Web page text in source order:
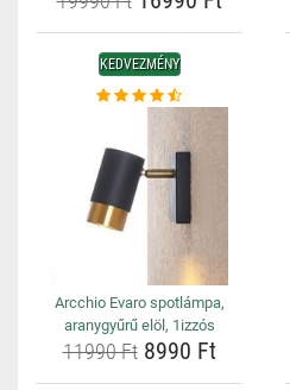
KEDVEZMÉNY
Arcchio Evaro spotlámpa,
aranygyűrű elöl, 1izzós
11990 Ft8990 Ft